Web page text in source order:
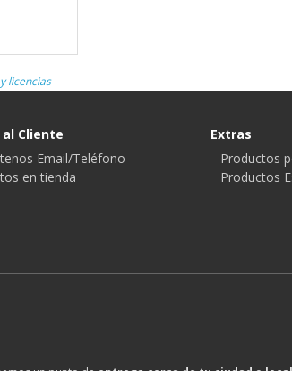
licencias
al Cliente
Email/Teléfono
en tienda
Extras
Productos
Productos